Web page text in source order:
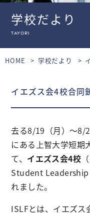
学校だより
tayori
HOME 学校だより
イエズス会4校合同
去る8/19（月）～8/
にある上智大学短期
て、 イエズス会4校
Student Leadership
れました。
ISLFとは、イエズス